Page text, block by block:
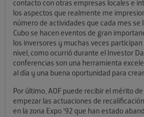
contacto con otras empresas locales e
los aspectos que realmente me
número de actividades que cada mes se
Cubo se hacen eventos de gran
los inversores y muchas veces
nivel, como ocurrió durante el Investor
conferencias son una herramienta
al día y una buena oportunidad para
Por último, AOF puede recibir el mérito
empezar las actuaciones de
en la zona Expo ‘92 que han estado